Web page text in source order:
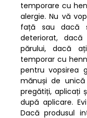
temporare cu
alergie. Nu vă
față sau dacă
deteriorat,
părului, dacă
temporar cu
pentru vopsirea
mănuși de
pregătiți, aplicați
după aplicare.
Dacă produsul